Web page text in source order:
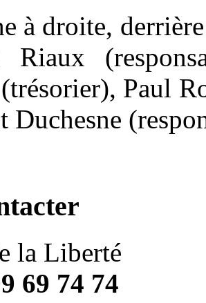
à droite,
Riaux
Paul
Duchesne
la Liberté
69 74 74